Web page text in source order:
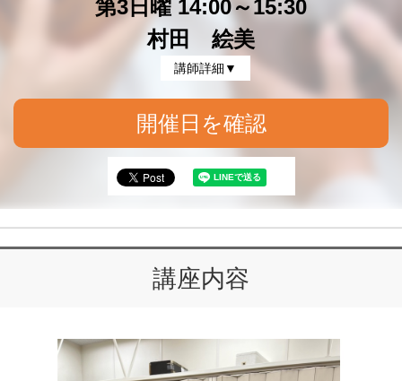
第3日曜 14:00～15:30
村田 絵美
講師詳細▼
開催日を確認
講座内容